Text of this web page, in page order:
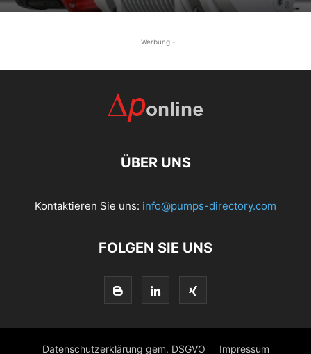
- Werbung -
ÜBER UNS
Kontaktieren Sie uns: info@pumps-directory.com
FOLGEN SIE UNS
Datenschutzerklärung gem. DSGVO Impressum